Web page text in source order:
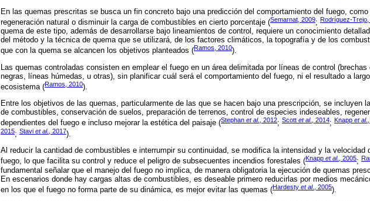
En las quemas prescritas se busca un fin concreto bajo una predicción del comportamiento del fuego,
regeneración natural o disminuir la carga de combustibles en cierto porcentaje (Semarnat, 2009; Rodríguez-Trejo,
quema de este tipo, además de desarrollarse bajo lineamientos de control, requiere un conocimiento
del método y la técnica de quema que se utilizará, de los factores climáticos, la topografía y de los
que con la quema se alcancen los objetivos planteados (Ramos, 2010).
Las quemas controladas consisten en emplear el fuego en un área delimitada por líneas de control
negras, líneas húmedas, u otras), sin planificar cuál será el comportamiento del fuego, ni el resultado a
ecosistema (Ramos, 2010).
Entre los objetivos de las quemas, particularmente de las que se hacen bajo una prescripción, se incluyen
de combustibles, conservación de suelos, preparación de terrenos, control de especies indeseables,
dependientes del fuego e incluso mejorar la estética del paisaje (Stephan et al., 2012; Scott et al., 2014; Knapp et al
2015; Stavi et al., 2017).
Al reducir la cantidad de combustibles e interrumpir su continuidad, se modifica la intensidad y la velocidad
fuego, lo que facilita su control y reduce el peligro de subsecuentes incendios forestales (Knapp et al., 2005;
fundamental señalar que el manejo del fuego no implica, de manera obligatoria la ejecución de quemas
En escenarios donde hay cargas altas de combustibles, es deseable primero reducirlas por medios
en los que el fuego no forma parte de su dinámica, es mejor evitar las quemas (Hardesty et al., 2005).